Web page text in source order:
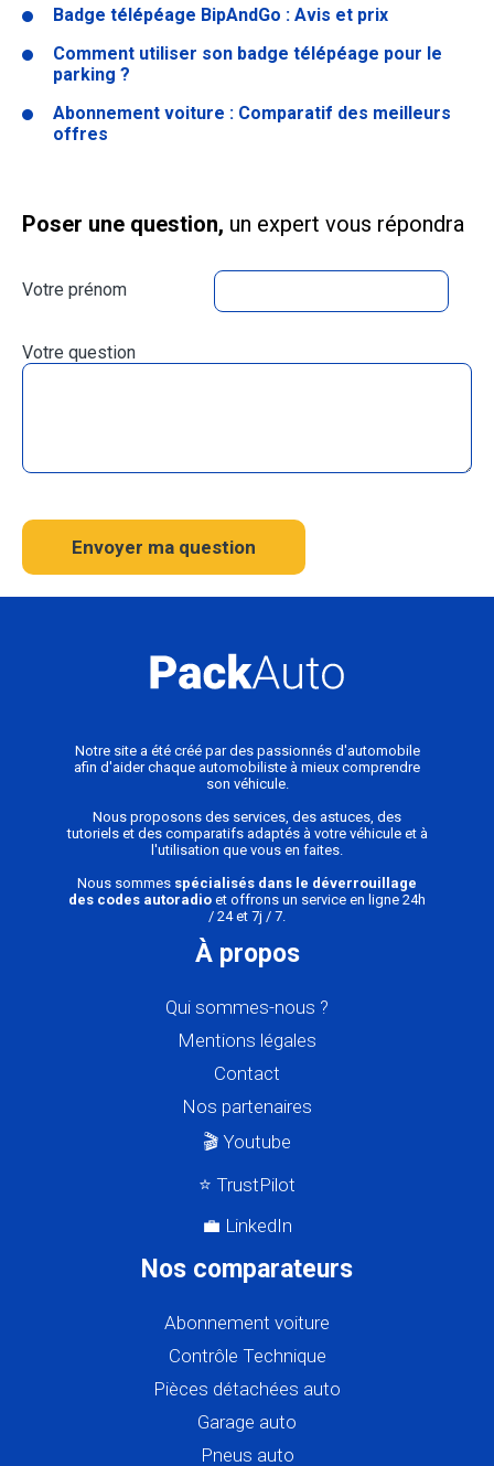
Badge télépéage BipAndGo : Avis et prix
Comment utiliser son badge télépéage pour le
parking ?
Abonnement voiture : Comparatif des meilleurs
offres
Poser une question, un expert vous répondra
Votre prénom
Votre question
Envoyer ma question
Notre site a été créé par des passionnés d'automobile
afin d'aider chaque automobiliste à mieux comprendre
son véhicule.
Nous proposons des services, des astuces, des
tutoriels et des comparatifs adaptés à votre véhicule et à
l'utilisation que vous en faites.
Nous sommes spécialisés dans le déverrouillage
des codes autoradio et offrons un service en ligne 24h
/ 24 et 7j / 7.
À propos
Qui sommes-nous ?
Mentions légales
Contact
Nos partenaires
🎬 Youtube
⭐ TrustPilot
💼 LinkedIn
Nos comparateurs
Abonnement voiture
Contrôle Technique
Pièces détachées auto
Garage auto
Pneus auto